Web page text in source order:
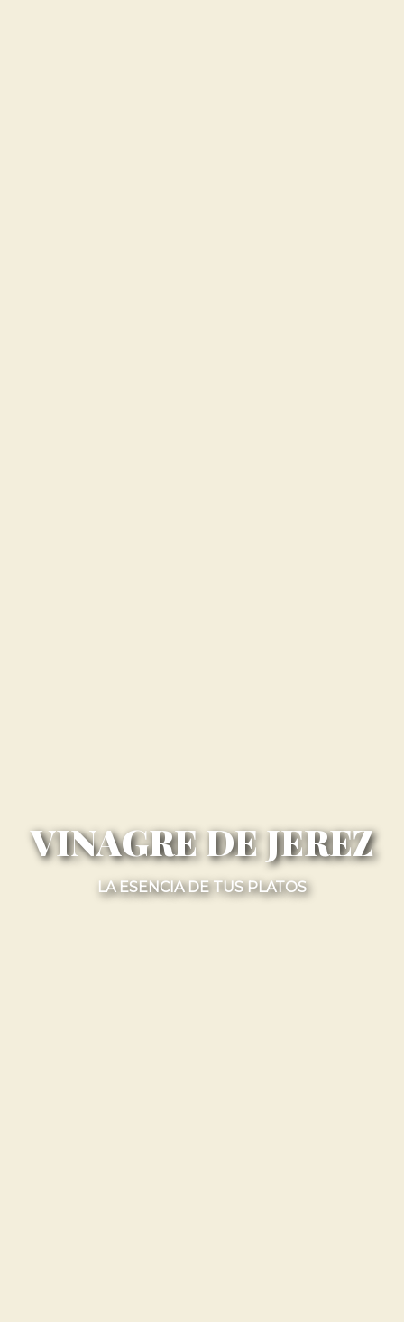
VINAGRE DE JEREZ
LA ESENCIA DE TUS PLATOS